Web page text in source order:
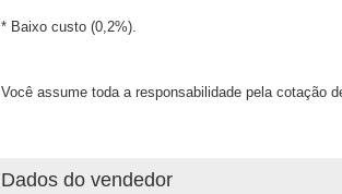
* Baixo custo (0,2%).
Você assume toda a responsabilidade pela cotação
Dados do vendedor